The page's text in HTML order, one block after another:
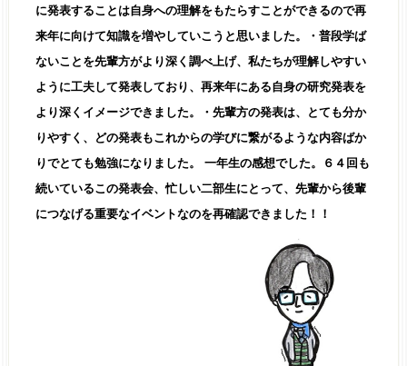
に発表することは自身への理解をもたらすことができるので再
来年に向けて知識を増やしていこうと思いました。
・普段学ば
ないことを先輩方がより深く調べ上げ、私たちが理解しやすい
ように工夫して発表しており、再来年にある自身の研究発表を
より深くイメージできました。
・先輩方の発表は、とても分か
りやすく、どの発表もこれからの学びに繋がるような内容ばか
りでとても勉強になりました。
一年生の感想でした。６４回も
続いているこの発表会、忙しい二部生にとって、先輩から後輩
につなげる重要なイベントなのを再確認できました！！